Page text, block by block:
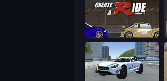
Create-A-Ride